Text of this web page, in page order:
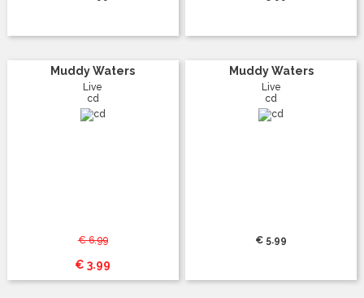
Muddy Waters
Live
cd
€ 6.99
€ 3.99
Muddy Waters
Live
cd
€ 5.99